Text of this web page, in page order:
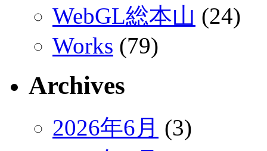
WebGL総本山 (24)
Works (79)
Archives
2026年6月 (3)